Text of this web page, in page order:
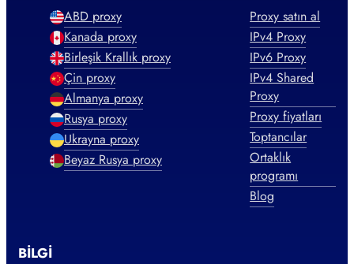
ABD proxy
Kanada proxy
Birleşik Krallık proxy
Çin proxy
Almanya proxy
Rusya proxy
Ukrayna proxy
Beyaz Rusya proxy
Proxy satın al
IPv4 Proxy
IPv6 Proxy
IPv4 Shared
Proxy
Proxy fiyatları
Toptancılar
Ortaklık
programı
Blog
BILGI